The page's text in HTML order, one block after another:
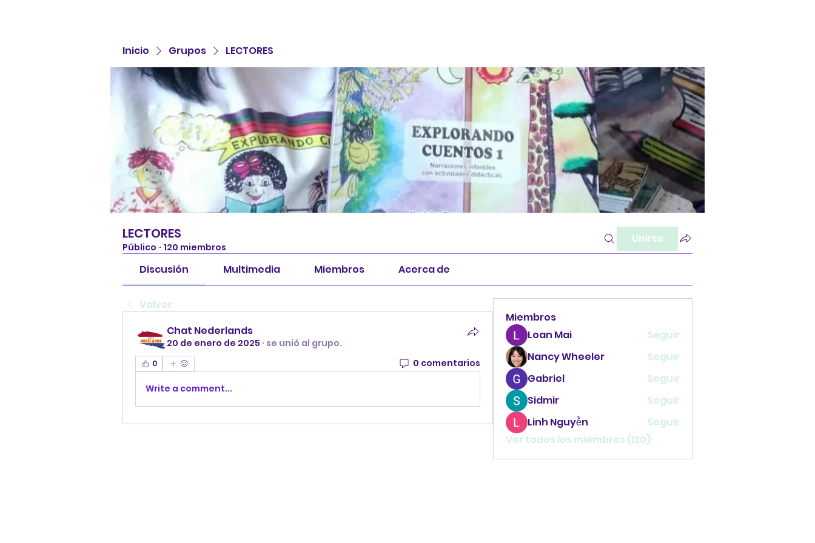
Inicio Grupos LECTORES
LECTORES
Público · 120 miembros
Unirse
Discusión Multimedia Miembros Acerca de
Volver
Chat Nederlands
20 de enero de 2025 · se unió al grupo.
0 0 comentarios
Write a comment...
Miembros
Loan Mai
Seguir
Nancy Wheeler
Seguir
Gabriel
Seguir
Sidmir
Seguir
Linh Nguyễn
Seguir
Ver todos los miembros (120)